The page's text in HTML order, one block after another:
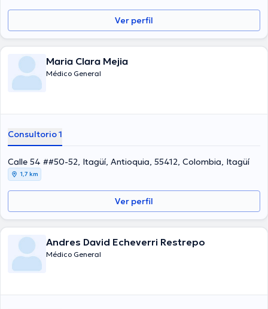
Ver perfil
Maria Clara Mejia
Médico General
Consultorio 1
Calle 54 ##50-52, Itagüí, Antioquia, 55412, Colombia, Itagüí
1,7 km
Ver perfil
Andres David Echeverri Restrepo
Médico General